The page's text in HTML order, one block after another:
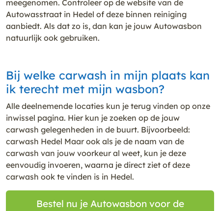
meegenomen. Controleer op de website van de
Autowasstraat in Hedel of deze binnen reiniging
aanbiedt. Als dat zo is, dan kan je jouw Autowasbon
natuurlijk ook gebruiken.
Bij welke carwash in mijn plaats kan
ik terecht met mijn wasbon?
Alle deelnemende locaties kun je terug vinden op onze
inwissel pagina. Hier kun je zoeken op de jouw
carwash gelegenheden in de buurt. Bijvoorbeeld:
carwash Hedel Maar ook als je de naam van de
carwash van jouw voorkeur al weet, kun je deze
eenvoudig invoeren, waarna je direct ziet of deze
carwash ook te vinden is in Hedel.
Bestel nu je Autowasbon voor de